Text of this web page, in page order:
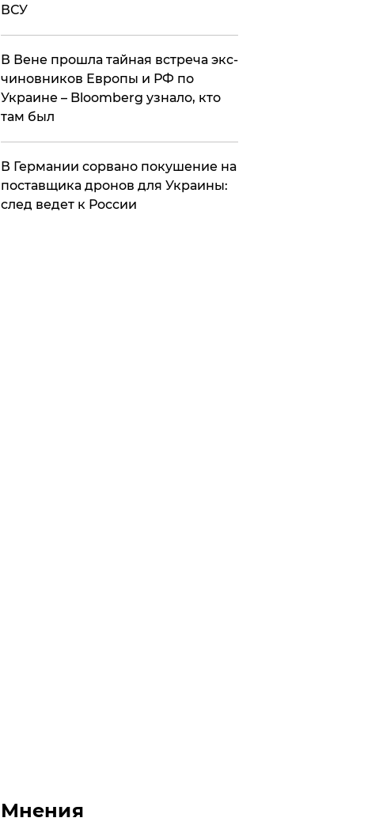
ВСУ
В Вене прошла тайная встреча экс-
чиновников Европы и РФ по
Украине – Bloomberg узнало, кто
там был
​В Германии сорвано покушение на
поставщика дронов для Украины:
след ведет к России
Мнения